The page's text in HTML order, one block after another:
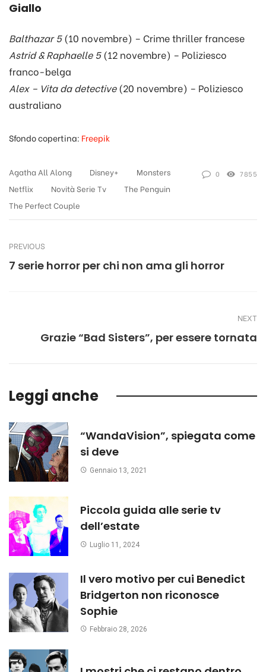
Giallo
Balthazar 5(10 novembre) – Crime thriller francese
Astrid & Raphaelle 5(12 novembre) – Poliziesco
franco-belga
Alex – Vita da detective(20 novembre) – Poliziesco
australiano
Sfondo copertina: Freepik
Agatha All Along Disney+
Monsters
Netflix
Novità Serie Tv
The Penguin
The Perfect Couple
0 7855
PREVIOUS
7 serie horror per chi non ama gli horror
NEXT
Grazie “Bad Sisters”, per essere tornata
Leggi anche
“WandaVision”, spiegata come
si deve
Gennaio 13, 2021
Piccola guida alle serie tv
dell’estate
Luglio 11, 2024
Il vero motivo per cui Benedict
Bridgerton non riconosce
Sophie
Febbraio 28, 2026